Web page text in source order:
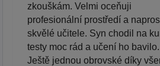
zkouškám. Velmi oceňuji
profesionální prostředí a
skvělé učitele. Syn chodil na
testy moc rád a učení ho bavilo.
Ještě jednou obrovské díky